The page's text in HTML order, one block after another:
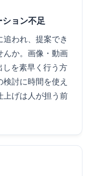
ョン不足
われ、提案でき
んか。画像・動画
を素早く行う方
討に時間を使え
上げは人が担う前